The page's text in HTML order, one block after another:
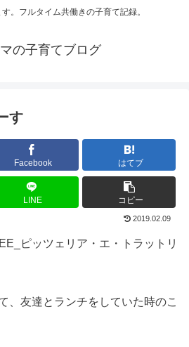
。フルタイム共働きの子育て記録。
の子育てブログ
す
Facebook はてブ
LINE コピー
2019.02.09
ピッツェリア・エ・トラットリ
、友達とランチをしていた時のこ